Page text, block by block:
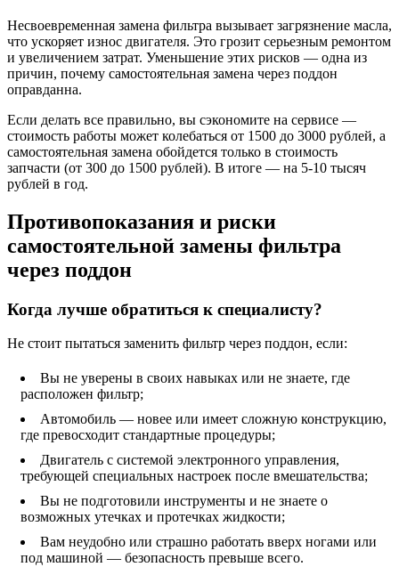
Несвоевременная замена фильтра вызывает загрязнение масла,
что ускоряет износ двигателя. Это грозит серьезным ремонтом
и увеличением затрат. Уменьшение этих рисков — одна из
причин, почему самостоятельная замена через поддон
оправданна.
Если делать все правильно, вы сэкономите на сервисе —
стоимость работы может колебаться от 1500 до 3000 рублей, а
самостоятельная замена обойдется только в стоимость
запчасти (от 300 до 1500 рублей). В итоге — на 5-10 тысяч
рублей в год.
Противопоказания и риски
самостоятельной замены фильтра
через поддон
Когда лучше обратиться к специалисту?
Не стоит пытаться заменить фильтр через поддон, если:
Вы не уверены в своих навыках или не знаете, где
расположен фильтр;
Автомобиль — новее или имеет сложную конструкцию,
где превосходит стандартные процедуры;
Двигатель с системой электронного управления,
требующей специальных настроек после вмешательства;
Вы не подготовили инструменты и не знаете о
возможных утечках и протечках жидкости;
Вам неудобно или страшно работать вверх ногами или
под машиной — безопасность превыше всего.